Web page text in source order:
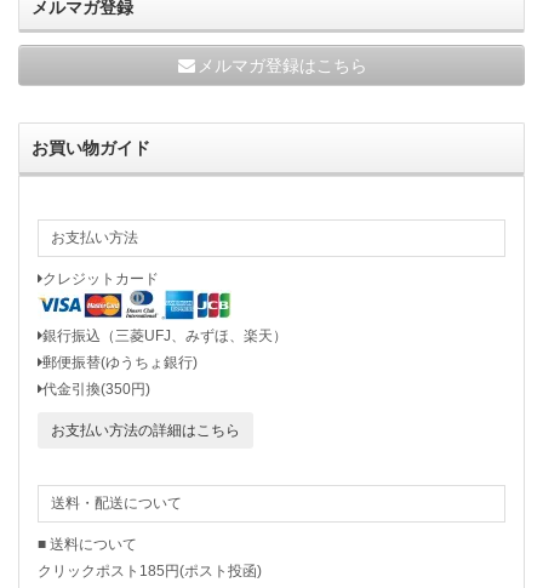
メルマガ登録
メルマガ登録はこちら
お買い物ガイド
お支払い方法
クレジットカード
銀行振込（三菱UFJ、みずほ、楽天）
郵便振替(ゆうちょ銀行)
代金引換(350円)
お支払い方法の詳細はこちら
送料・配送について
■ 送料について
クリックポスト185円(ポスト投函)